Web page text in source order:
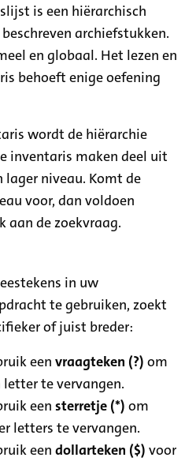
is een hiërarchisch
archiefstukken.
en globaal. Het lezen en
behoeft enige oefening
wordt de hiërarchie
inventaris maken deel uit
lager niveau. Komt de
voor, dan voldoen
aan de zoekvraag.
in uw
te gebruiken, zoekt
of juist breder:
eenvraagteken (?) om
letter te vervangen.
eensterretje (*) om
letters te vervangen.
eendollarteken ($) voor